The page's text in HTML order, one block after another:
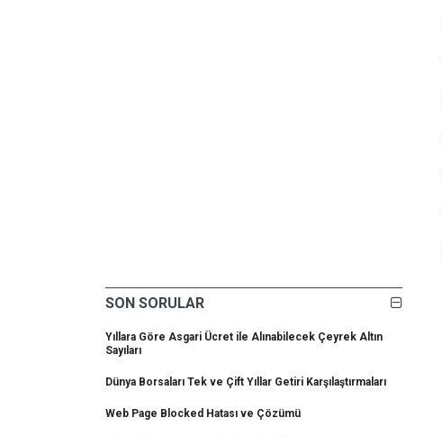
SON SORULAR
Yıllara Göre Asgari Ücret ile Alınabilecek Çeyrek Altın
Sayıları
Dünya Borsaları Tek ve Çift Yıllar Getiri Karşılaştırmaları
Web Page Blocked Hatası ve Çözümü